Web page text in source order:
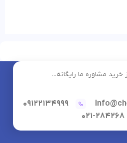
مشاوره ما رایگانه...
09122134999
021-284268